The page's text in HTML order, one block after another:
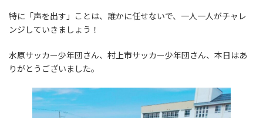
特に「声を出す」ことは、誰かに任せないで、一人一人がチャレ
ンジしていきましょう！
水原サッカー少年団さん、村上市サッカー少年団さん、本日はあ
りがとうございました。